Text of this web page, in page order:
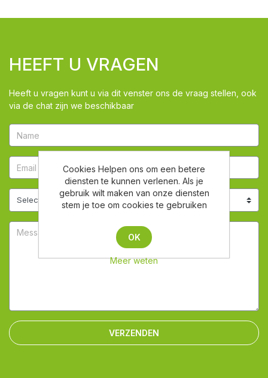
HEEFT U VRAGEN
Heeft u vragen kunt u via dit venster ons de vraag stellen, ook
via de chat zijn we beschikbaar
VERZENDEN
Cookies Helpen ons om een betere
diensten te kunnen verlenen. Als je
gebruik wilt maken van onze diensten
stem je toe om cookies te gebruiken
OK
Meer weten